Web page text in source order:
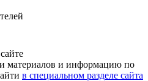
материалов и информацию по
в специальном разделе сайта